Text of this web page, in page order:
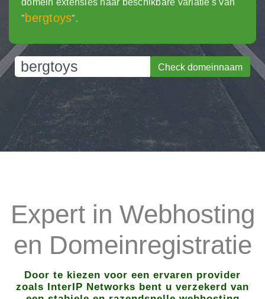
domein extensies naar beschikbare variatie's van
" bergtoys".
Check domeinnaam
Expert in Webhosting
en Domeinregistratie
Door te kiezen voor een ervaren provider
zoals InterIP Networks bent u verzekerd van